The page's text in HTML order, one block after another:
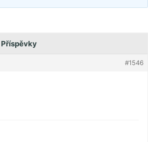
Příspěvky
#1546